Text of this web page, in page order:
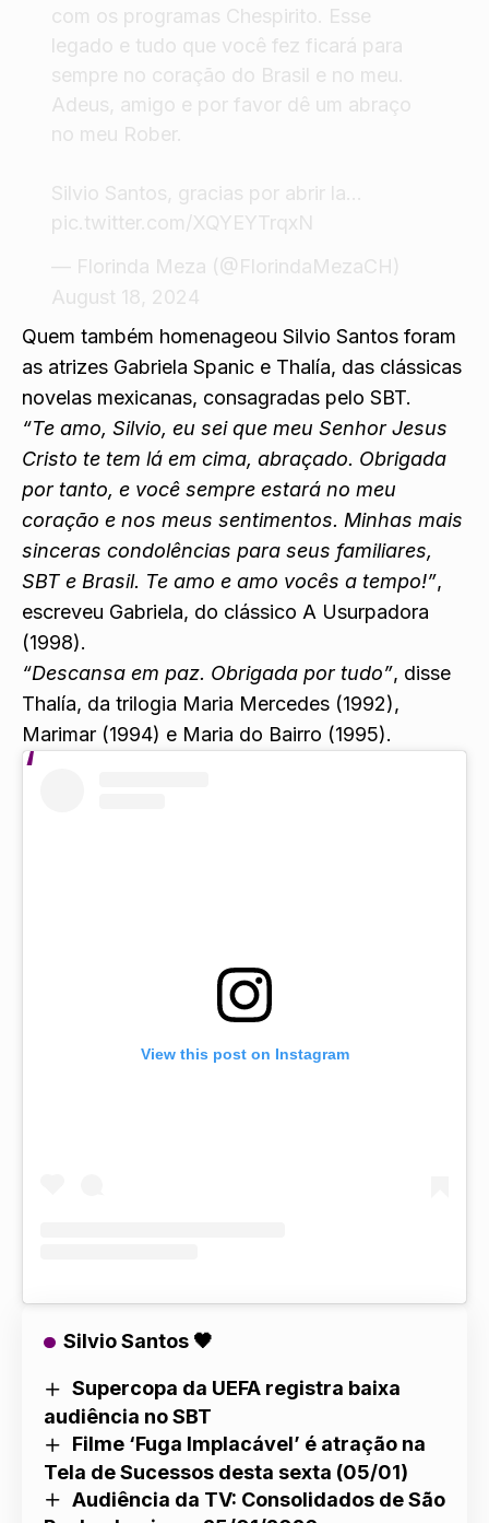
com os programas Chespirito. Esse
legado e tudo que você fez ficará para
sempre no coração do Brasil e no meu.
Adeus, amigo e por favor dê um abraço
no meu Rober.
Silvio Santos, gracias por abrir la…
pic.twitter.com/XQYEYTrqxN
— Florinda Meza (@FlorindaMezaCH)
August 18, 2024
Quem também homenageou Silvio Santos foram
as atrizes Gabriela Spanic e Thalía, das clássicas
novelas mexicanas, consagradas pelo SBT.
“Te amo, Silvio, eu sei que meu Senhor Jesus
Cristo te tem lá em cima, abraçado. Obrigada
por tanto, e você sempre estará no meu
coração e nos meus sentimentos. Minhas mais
sinceras condolências para seus familiares,
SBT e Brasil. Te amo e amo vocês a tempo!”,
escreveu Gabriela, do clássico A Usurpadora
(1998).
“Descansa em paz. Obrigada por tudo”, disse
Thalía, da trilogia Maria Mercedes (1992),
Marimar (1994) e Maria do Bairro (1995).
View this post on Instagram
Silvio Santos 🖤
Supercopa da UEFA registra baixa
audiência no SBT
Filme ‘Fuga Implacável’ é atração na
Tela de Sucessos desta sexta (05/01)
Audiência da TV: Consolidados de São